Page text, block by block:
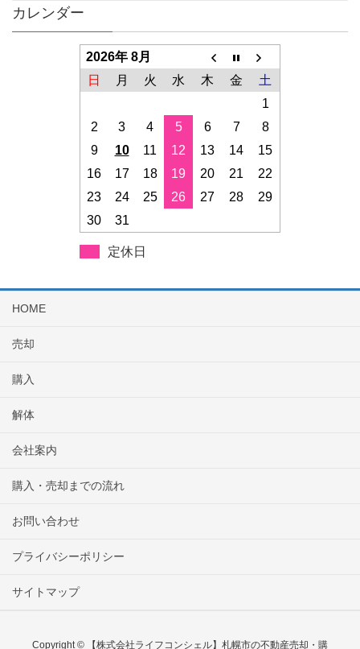
カレンダー
2026年 8月
日
月 火 水 木 金
土
1
2
3 4 5 6 7
8
9
10 11 12 13 14
15
16
17 18 19 20 21
22
23
24 25 26 27 28
29
30
31
定休日
HOME
売却
購入
解体
会社案内
購入・売却までの流れ
お問い合わせ
プライバシーポリシー
サイトマップ
Copyright © 【株式会社ライフコンシェル】札幌市の不動産売却・購